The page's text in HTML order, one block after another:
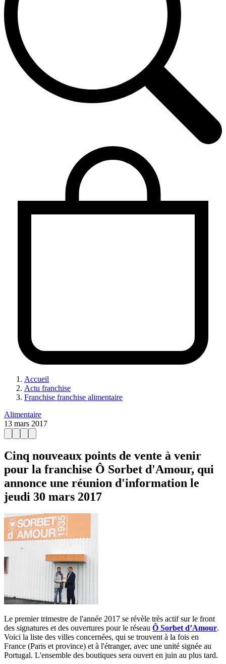
Accueil
Actu franchise
Franchise franchise alimentaire
Alimentaire
13 mars 2017
Cinq nouveaux points de vente à venir
pour la franchise Ô Sorbet d'Amour, qui
annonce une réunion d'information le
jeudi 30 mars 2017
Le premier trimestre de l'année 2017 se révèle très actif sur le front
des signatures et des ouvertures pour le réseau Ô Sorbet d’Amour.
Voici la liste des villes concernées, qui se trouvent à la fois en
France (Paris et province) et à l'étranger, avec une unité signée au
Portugal. L'ensemble des boutiques sera ouvert en juin au plus tard.